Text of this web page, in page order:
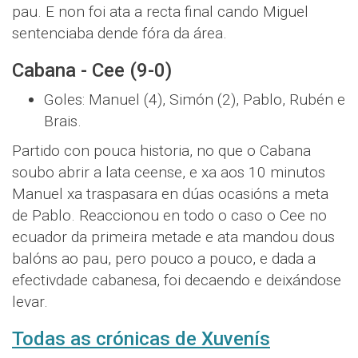
pau. E non foi ata a recta final cando Miguel
sentenciaba dende fóra da área.
Cabana - Cee (9-0)
Goles: Manuel (4), Simón (2), Pablo, Rubén e
Brais.
Partido con pouca historia, no que o Cabana
soubo abrir a lata ceense, e xa aos 10 minutos
Manuel xa traspasara en dúas ocasións a meta
de Pablo. Reaccionou en todo o caso o Cee no
ecuador da primeira metade e ata mandou dous
balóns ao pau, pero pouco a pouco, e dada a
efectivdade cabanesa, foi decaendo e deixándose
levar.
Todas as crónicas de Xuvenís